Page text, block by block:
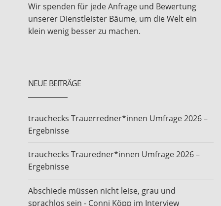
Wir spenden für jede Anfrage und Bewertung
unserer Dienstleister Bäume, um die Welt ein
klein wenig besser zu machen.
NEUE BEITRÄGE
trauchecks Trauerredner*innen Umfrage 2026 –
Ergebnisse
trauchecks Trauredner*innen Umfrage 2026 –
Ergebnisse
Abschiede müssen nicht leise, grau und
sprachlos sein - Conni Köpp im Interview